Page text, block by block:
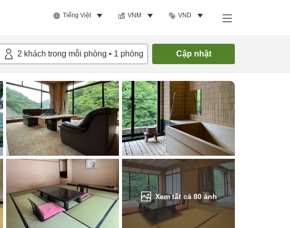
Tiếng Việt VNM VND
2 khách trong mỗi phòng • 1 phòng Cập nhật
Xem tất cả80 ảnh
Tìm phòng trống